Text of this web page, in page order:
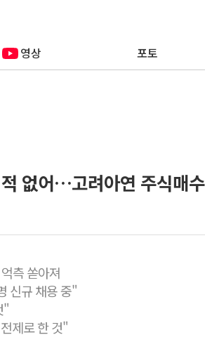
영상 포토
없어…고려아연 주식매
측 쏟아져
신규 채용 중"
"
제로 한 것"